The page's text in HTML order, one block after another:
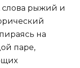
рыжий и
на
паре,